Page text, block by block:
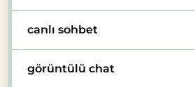
canlı sohbet
görüntülü chat